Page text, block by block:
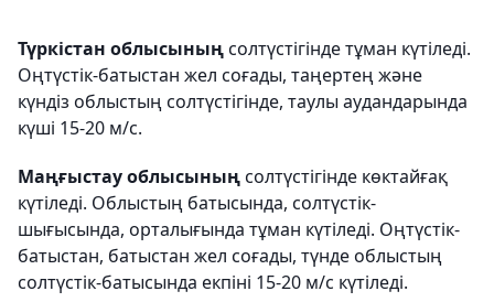
Түркістан облысыныңсолтүстігінде тұман күтіледі.
Оңтүстік-батыстан жел соғады, таңертең және
күндіз облыстың солтүстігінде, таулы аудандарында
күші 15-20 м/с.
Маңғыстау облысыныңсолтүстігінде көктайғақ
күтіледі. Облыстың батысында, солтүстік-
шығысында, орталығында тұман күтіледі. Оңтүстік-
батыстан, батыстан жел соғады, түнде облыстың
солтүстік-батысында екпіні 15-20 м/с күтіледі.